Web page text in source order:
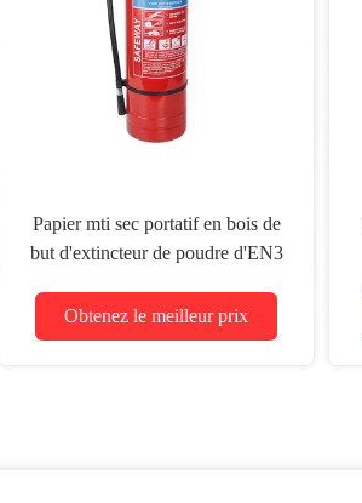
Papier mti sec portatif en bois de
but d'extincteur de poudre d'EN3
Obtenez le meilleur prix